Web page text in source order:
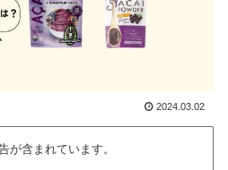
2024.03.02
が含まれています。